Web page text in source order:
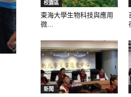
校園區
東海大學生物科技與應用
微...
新聞